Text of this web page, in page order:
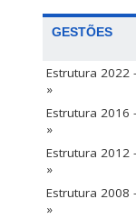
GESTÕES
Estrutura 2022
»
Estrutura 2016
»
Estrutura 2012
»
Estrutura 2008
»